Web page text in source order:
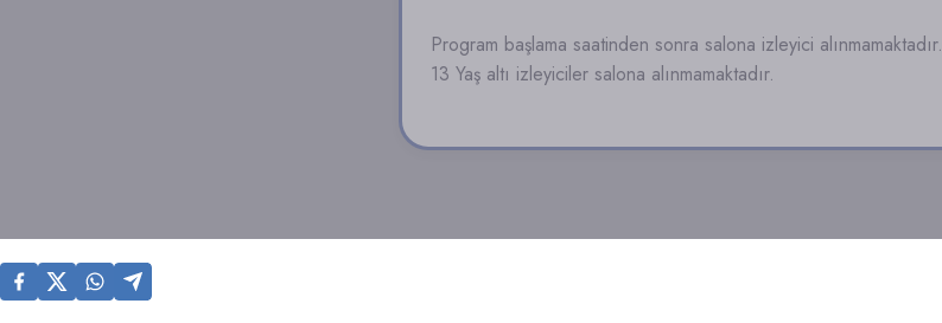
Program başlama saatinden sonra salona izleyici alınmamaktadır.
13 Yaş altı izleyiciler salona alınmamaktadır.